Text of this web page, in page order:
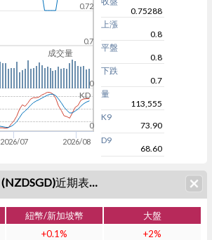
成交量
KD
2026/07 2026/08
0.7
0.72
0
0
0.75288
上漲
0.8
平盤
0.8
下跌
0.7
量
113,555
K9
73.90
D9
68.60
紐幣/新加坡幣 (NZDSGD)近期表現
紐幣/新加坡幣
大盤
+0.1%
+2%